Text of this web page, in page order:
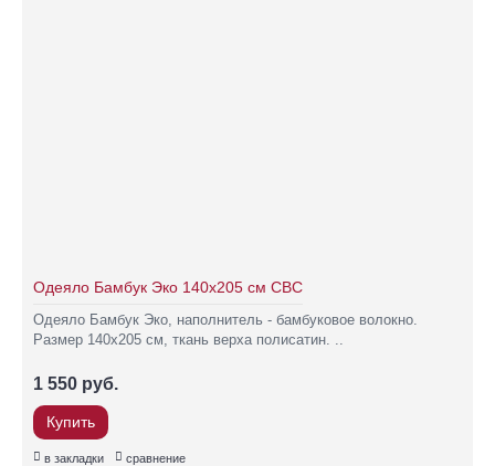
Одеяло Бамбук Эко 140х205 см СВС
Одеяло Бамбук Эко, наполнитель - бамбуковое волокно.
Размер 140х205 см, ткань верха полисатин. ..
1 550 руб.
Купить
в закладки сравнение